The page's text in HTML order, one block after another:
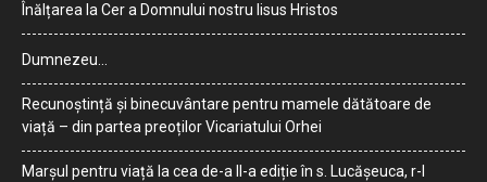
Înălțarea la Cer a Domnului nostru Iisus Hristos
Dumnezeu…
Recunoștință și binecuvântare pentru mamele dătătoare de
viață – din partea preoților Vicariatului Orhei
Marșul pentru viață la cea de-a II-a ediție în s. Lucășeuca, r-l